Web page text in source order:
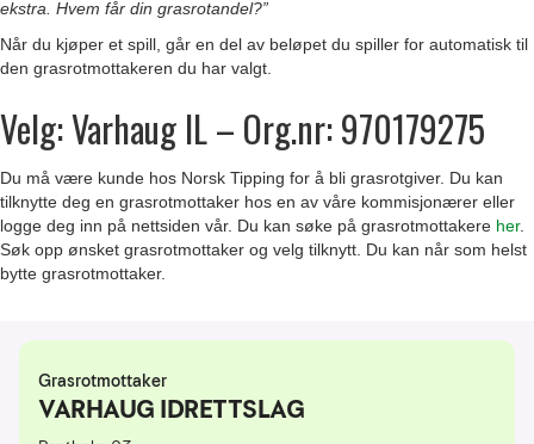
ekstra. Hvem får din grasrotandel?​”
Når du kjøper et spill, går en del av beløpet du spiller for automatisk til
den grasrotmottakeren du har valgt.
Velg: Varhaug IL – Org.nr: 970179275
Du må være kunde hos Norsk Tipping for å bli grasrotgiver. Du kan
tilknytte deg en grasrotmottaker hos en av våre kommisjonærer eller
logge deg inn på nettsiden vår. Du kan søke på grasrotmottakere her.
Søk opp ønsket grasrotmottaker og velg tilknytt. Du kan når som helst
bytte grasrotmottaker.